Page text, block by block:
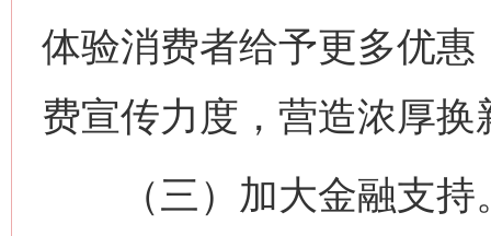
体验消费者给予更多优
费宣传力度，营造浓厚换
（三）加大金融支持